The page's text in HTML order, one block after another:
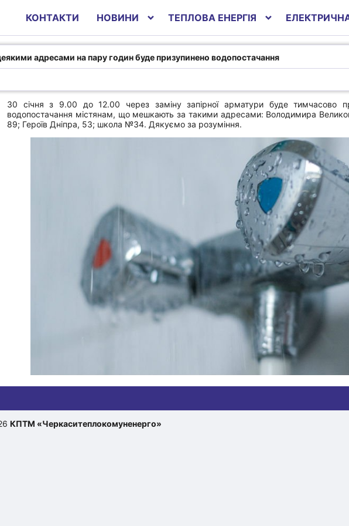
КОНТАКТИ НОВИНИ ТЕПЛОВА ЕНЕРГІЯ
на пару годин буде
адресами на пару годин буде призупинено водопостачання
30 січня з 9.00 до 12.00 через заміну запірної арматури буде тимчасово
водопостачання містянам, що мешкають за такими адресами: Володимира
89; Героїв Дніпра, 53; школа №34. Дякуємо за розуміння.
КПТМ «Черкаситеплокомуненерго»